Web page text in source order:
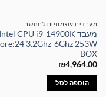
מעבדים עוצמתיים למחשב
מעבד Intel CPU i9-14900K
3.2Ghz-6Ghz 253W
BOX
₪4,964.00
הוספה לסל